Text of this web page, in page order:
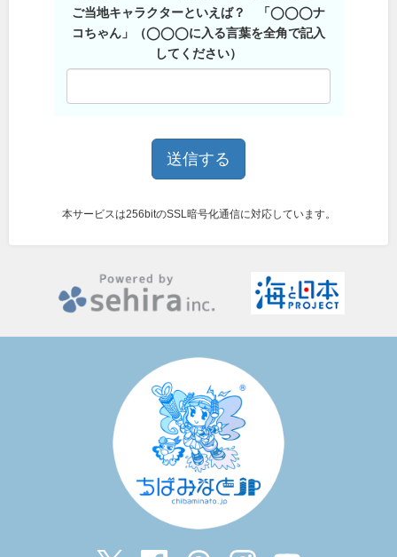
ご当地キャラクターといえば？ 「◯◯◯ナ
コちゃん」（◯◯◯に入る言葉を全角で記入
してください）
本サービスは256bitのSSL暗号化通信に対応しています。